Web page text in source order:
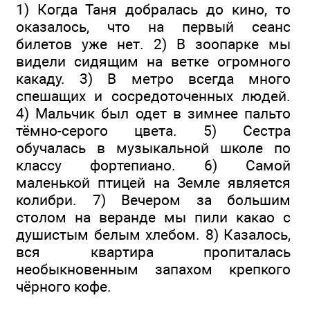
1) Когда Таня добралась до кино, то
оказалось, что на первый сеанс
билетов уже нет. 2) В зоопарке мы
видели сидящим на ветке огромного
какаду. 3) В метро всегда много
спешащих и сосредоточенных людей.
4) Мальчик был одет в зимнее пальто
тёмно-серого цвета. 5) Сестра
обучалась в музыкальной школе по
классу фортепиано. 6) Самой
маленькой птицей на Земле является
колибри. 7) Вечером за большим
столом на веранде мы пили какао с
душистым белым хлебом. 8) Казалось,
вся квартира пропиталась
необыкновенным запахом крепкого
чёрного кофе.